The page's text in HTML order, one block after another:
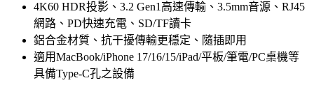
4K60 HDR投影、3.2 Gen1高速傳輸、3.5mm音源、RJ45
網路、PD快速充電、SD/TF讀卡
鋁合金材質、抗干擾傳輸更穩定、隨插即用
適用MacBook/iPhone 17/16/15/iPad/平板/筆電/PC桌機等
具備Type-C孔之設備